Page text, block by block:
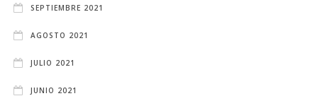
SEPTIEMBRE 2021
AGOSTO 2021
JULIO 2021
JUNIO 2021